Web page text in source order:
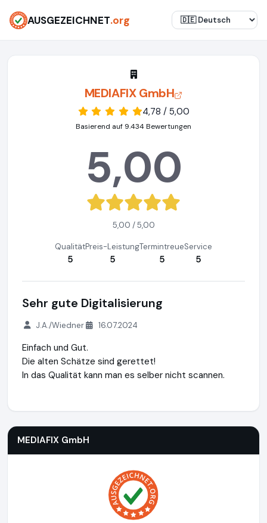
AUSGEZEICHNET.org
MEDIAFIX GmbH
4,78 / 5,00
Basierend auf 9.434 Bewertungen
5,00
5,00 / 5,00
Qualität
5
Preis-Leistung
5
Termintreue
5
Service
5
Sehr gute Digitalisierung
J.A./Wiedner 16.07.2024
Einfach und Gut.
Die alten Schätze sind gerettet!
In das Qualität kann man es selber nicht scannen.
MEDIAFIX GmbH